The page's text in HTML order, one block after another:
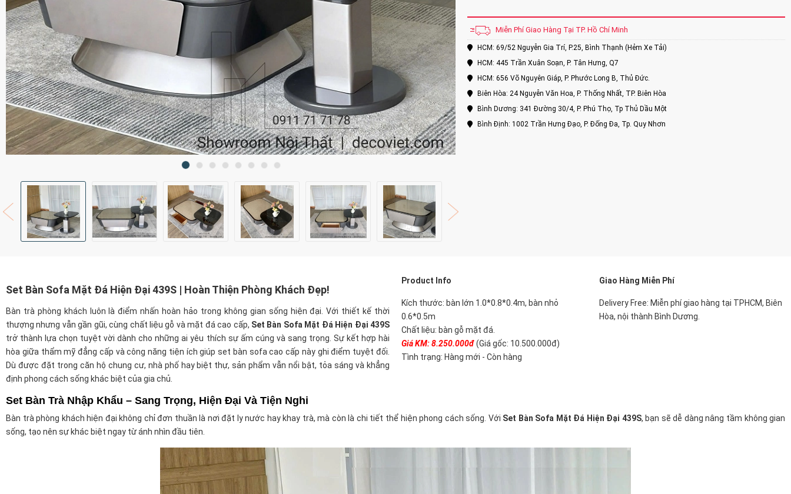
Miễn Phí Giao Hàng Tại TP. Hồ Chí Minh
HCM: 69/52 Nguyễn Gia Trí, P.25, Bình Thạnh (Hẻm Xe Tải)
HCM: 445 Trần Xuân Soạn, P. Tân Hưng, Q7
HCM: 656 Võ Nguyên Giáp, P. Phước Long B, Thủ Đức.
Biên Hòa: 24 Nguyễn Văn Hoa, P. Thống Nhất, TP. Biên Hòa
Bình Dương: 341 Đường 30/4, P. Phú Thọ, Tp Thủ Dầu Một
Bình Định: 1002 Trần Hưng Đạo, P. Đống Đa, Tp. Quy Nhơn
Set Bàn Sofa Mặt Đá Hiện Đại 439S | Hoàn Thiện Phòng Khách Đẹp!
Bàn trà phòng khách luôn là điểm nhấn hoàn hảo trong không gian sống hiện đại. Với thiết kế thời
thượng nhưng vẫn gần gũi, cùng chất liệu gỗ và mặt đá cao cấp, Set Bàn Sofa Mặt Đá Hiện Đại 439S
trở thành lựa chọn tuyệt vời dành cho những ai yêu thích sự ấm cúng và sang trọng. Sự kết hợp hài
hòa giữa thẩm mỹ đẳng cấp và công năng tiện ích giúp set bàn sofa cao cấp này ghi điểm tuyệt đối.
Dù được đặt trong căn hộ chung cư, nhà phố hay biệt thự, sản phẩm vẫn nổi bật, tỏa sáng và khẳng
định phong cách sống khác biệt của gia chủ.
Product Info
Kích thước: bàn lớn 1.0*0.8*0.4m, bàn nhỏ
0.6*0.5m
Chất liệu: bàn gỗ mặt đá.
Giá KM: 8.250.000đ(Giá gốc: 10.500.000đ)
Tình trạng: Hàng mới - Còn hàng
Giao Hàng Miễn Phí
Delivery Free: Miễn phí giao hàng tại TPHCM, Biên
Hòa, nội thành Bình Dương.
Set Bàn Trà Nhập Khẩu – Sang Trọng, Hiện Đại Và Tiện Nghi
Bàn trà phòng khách hiện đại không chỉ đơn thuần là nơi đặt ly nước hay khay trà, mà còn là chi tiết thể hiện phong cách sống. Với Set Bàn Sofa Mặt Đá Hiện Đại 439S, bạn sẽ dễ dàng nâng tầm không gian
sống, tạo nên sự khác biệt ngay từ ánh nhìn đầu tiên.